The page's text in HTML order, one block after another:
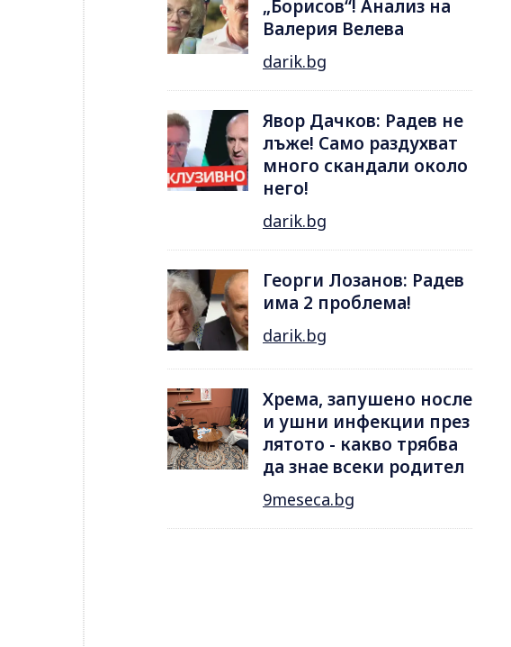
„Борисов“! Анализ на
Валерия Велева
darik.bg
Явор Дачков: Радев не
лъже! Само раздухват
много скандали около
него!
darik.bg
Георги Лозанов: Радев
има 2 проблема!
darik.bg
Хрема, запушено носле
и ушни инфекции през
лятотo - какво трябва
да знае всеки родител
9meseca.bg